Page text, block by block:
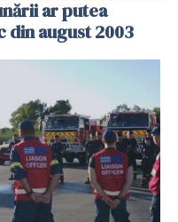
ar putea
august 2003